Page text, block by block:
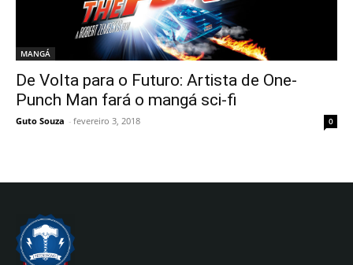
MANGÁ
De Volta para o Futuro: Artista de One-
Punch Man fará o mangá sci-fi
Guto Souza - fevereiro 3, 2018 0